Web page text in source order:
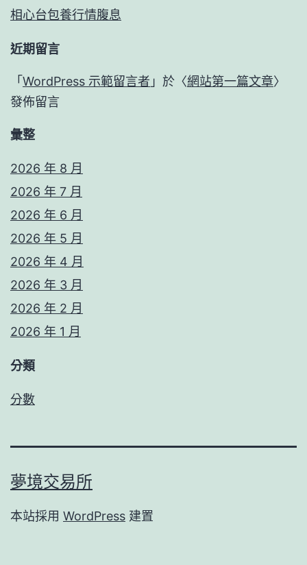
相心台包養行情腹息
近期留言
「 WordPress 示範留言者 」於〈網站第一篇文章〉
發佈留言
彙整
2026 年 8 月
2026 年 7 月
2026 年 6 月
2026 年 5 月
2026 年 4 月
2026 年 3 月
2026 年 2 月
2026 年 1 月
分類
分數
夢境交易所
本站採用 WordPress 建置